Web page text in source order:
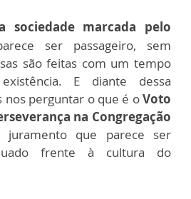
sociedade marcada pelo
ser passageiro, sem
são feitas com um tempo
E diante dessa
nos perguntar o que é oVoto
na Congregação
que parece ser
frente à cultura do